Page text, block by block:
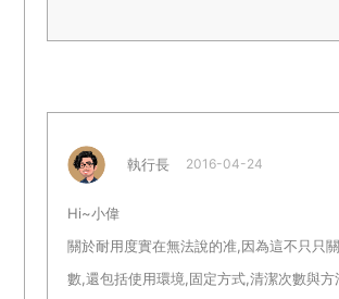
執行長 2016-04-24
Hi~小偉
關於耐用度實在無法說的准,因為這不只只
數,還包括使用環境,固定方式,清潔次數與